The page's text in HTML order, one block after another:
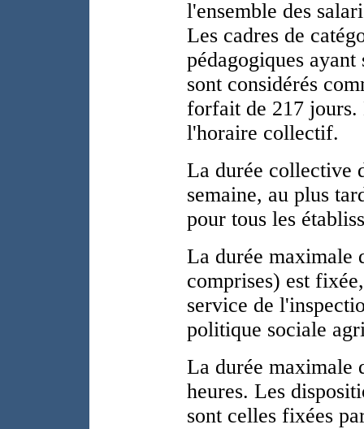
l'ensemble des
Les cadres de
pédagogiques
sont considérés
forfait de 217 jours.
l'horaire collectif.
La durée collective
semaine, au plus
pour tous les
La durée maximale
comprises) est
service de
politique sociale
La durée maximale
heures. Les
sont celles fixées